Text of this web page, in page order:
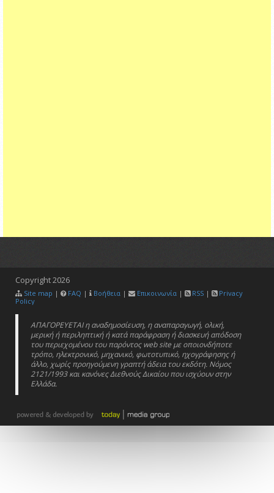
Copyright2026
Site map | FAQ | Βοήθεια | Επικοινωνία | RSS |
Privacy
Policy
ΑΠΑΓΟΡΕΥΕΤΑΙ η αναδημοσίευση, η αναπαραγωγή, ολική,
μερική ή περιληπτική ή κατά παράφραση ή διασκευή απόδοση
του περιεχομένου του παρόντος web site με οποιονδήποτε
τρόπο, ηλεκτρονικό, μηχανικό, φωτοτυπικό, ηχογράφησης ή
άλλο, χωρίς προηγούμενη γραπτή άδεια του εκδότη. Νόμος
2121/1993 και κανόνες Διεθνούς Δικαίου που ισχύουν στην
Ελλάδα.